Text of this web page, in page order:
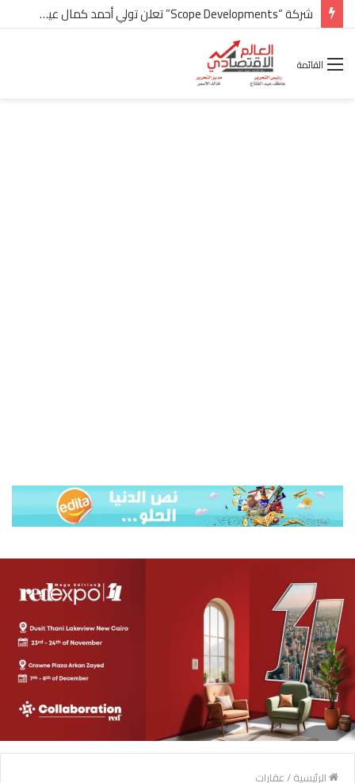
شركة “Scope Developments” تعلن تولي أحمد كمال عيسى منصب الرئيس التنفيذي للقطاع التجاري
القائمة
الرئيسية/عقارات